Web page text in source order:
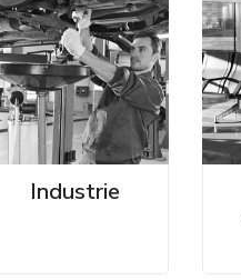
Industrie